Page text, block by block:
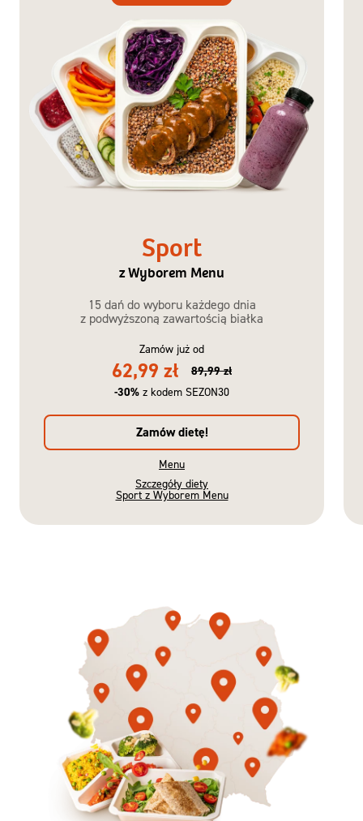
Sport
z Wyborem Menu
15 dań do wyboru każdego dnia
z podwyższoną zawartością białka
Zamów już od
62,99 zł
89,99 zł
-30% z kodem SEZON30
Zamów dietę!
Menu
Szczegóły diety
Sport z Wyborem Menu